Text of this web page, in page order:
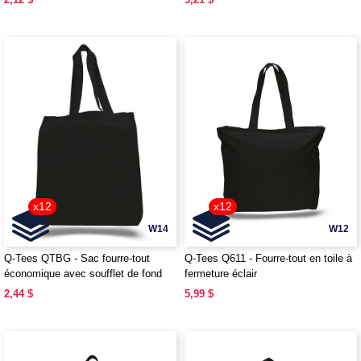
W14
x12
Q-Tees QTBG - Sac fourre-tout
économique avec soufflet de fond
2,44 $
W12
x12
Q-Tees Q611 - Fourre-tout en toile à
fermeture éclair
5,99 $